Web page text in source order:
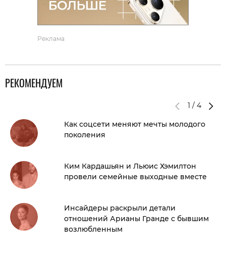
Реклама
РЕКОМЕНДУЕМ
1 / 4
Как соцсети меняют мечты молодого
поколения
Ким Кардашьян и Льюис Хэмилтон
провели семейные выходные вместе
Инсайдеры раскрыли детали
отношений Арианы Гранде с бывшим
возлюбленным